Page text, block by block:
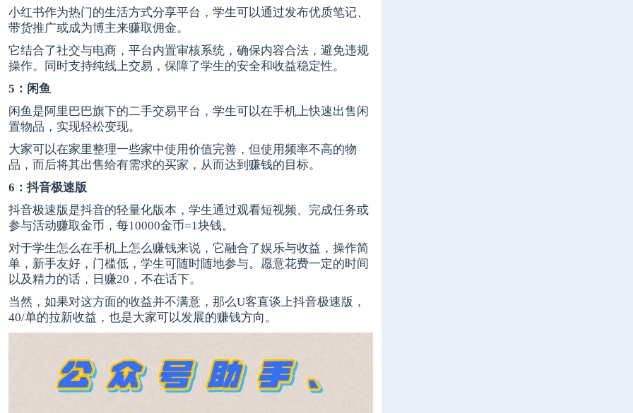
小红书作为热门的生活方式分享平台，学生可以通过发布优质笔记、
带货推广或成为博主来赚取佣金。
它结合了社交与电商，平台内置审核系统，确保内容合法，避免违规
操作。同时支持纯线上交易，保障了学生的安全和收益稳定性。
5：闲鱼
闲鱼是阿里巴巴旗下的二手交易平台，学生可以在手机上快速出售闲
置物品，实现轻松变现。
大家可以在家里整理一些家中使用价值完善，但使用频率不高的物
品，而后将其出售给有需求的买家，从而达到赚钱的目标。
6：抖音极速版
抖音极速版是抖音的轻量化版本，学生通过观看短视频、完成任务或
参与活动赚取金币，每10000金币=1块钱。
对于学生怎么在手机上怎么赚钱来说，它融合了娱乐与收益，操作简
单，新手友好，门槛低，学生可随时随地参与。愿意花费一定的时间
以及精力的话，日赚20，不在话下。
当然，如果对这方面的收益并不满意，那么U客直谈上抖音极速版，
40/单的拉新收益，也是大家可以发展的赚钱方向。